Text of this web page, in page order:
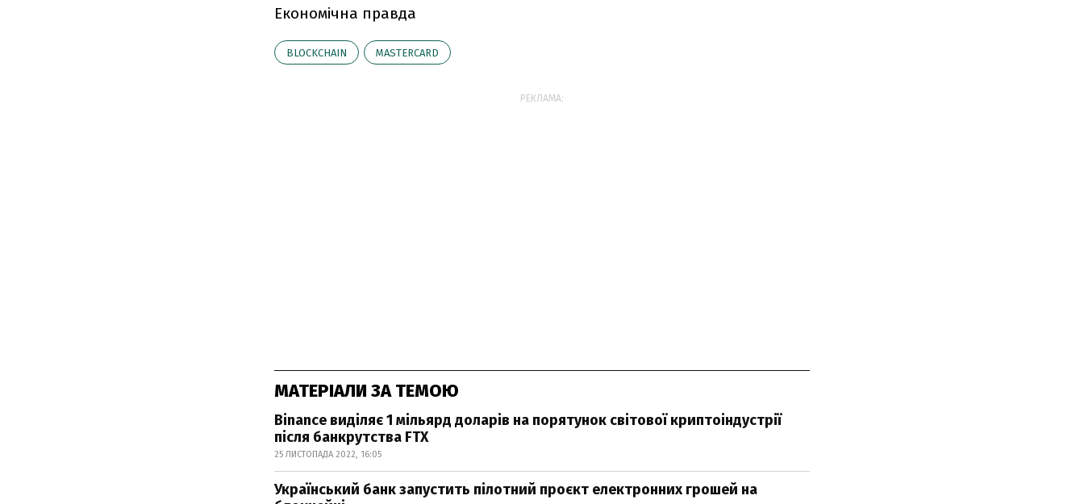
Економічна правда
BLOCKCHAIN MASTERCARD
РЕКЛАМА:
МАТЕРІАЛИ ЗА ТЕМОЮ
Binance виділяє 1 мільярд доларів на порятунок світової криптоіндустрії
після банкрутства FTX
25 ЛИСТОПАДА 2022, 16:05
Український банк запустить пілотний проєкт електронних грошей на